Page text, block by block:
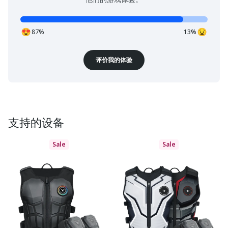
87% 13%
评价我的体验
支持的设备
Sale Sale